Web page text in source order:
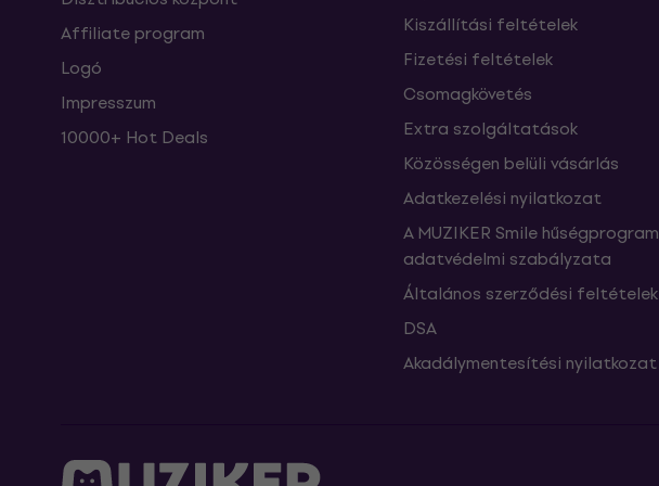
Affiliate program
Logó
Impresszum
10000+ Hot Deals
Kiszállítási feltételek
Fizetési feltételek
Csomagkövetés
Extra szolgáltatások
Közösségen belüli vásárlás
Adatkezelési nyilatkozat
A MUZIKER Smile hűségprogram
adatvédelmi szabályzata
Általános szerződési feltételek
DSA
Akadálymentesítési nyilatkozat